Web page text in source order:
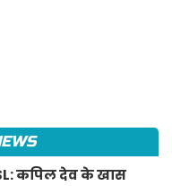
कपिल देव के खास